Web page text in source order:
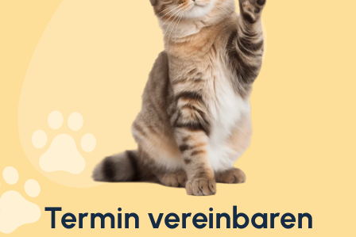
Termin vereinbaren